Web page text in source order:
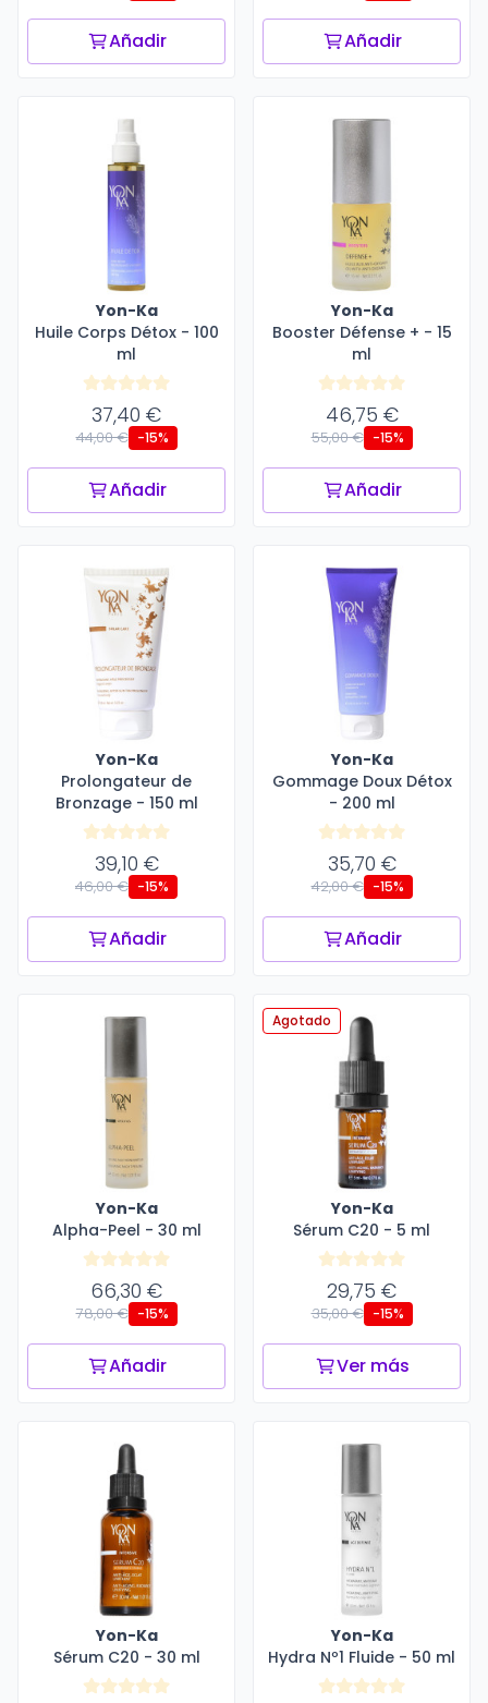
Añadir Añadir
Yon-Ka
Huile Corps Détox - 100
ml
37,40 €
44,00 € -15%
Añadir
Yon-Ka
Booster Défense + - 15
ml
46,75 €
55,00 € -15%
Añadir
Yon-Ka
Prolongateur de
Bronzage - 150 ml
39,10 €
46,00 € -15%
Añadir
Yon-Ka
Gommage Doux Détox
- 200 ml
35,70 €
42,00 € -15%
Añadir
Yon-Ka
Alpha-Peel - 30 ml
66,30 €
78,00 € -15%
Añadir
Agotado
Yon-Ka
Sérum C20 - 5 ml
29,75 €
35,00 € -15%
Ver más
Yon-Ka
Sérum C20 - 30 ml
Yon-Ka
Hydra Nº1 Fluide - 50 ml